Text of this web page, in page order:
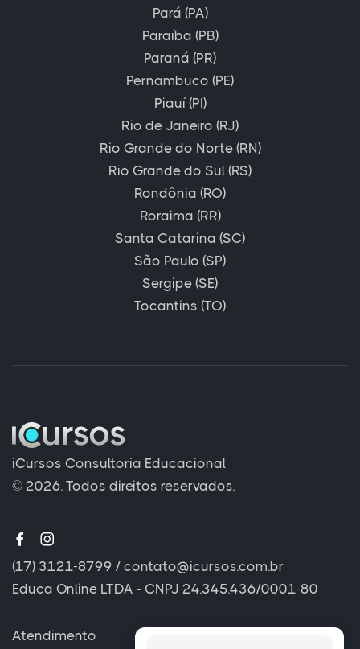
Pará (PA)
Paraíba (PB)
Paraná (PR)
Pernambuco (PE)
Piauí (PI)
Rio de Janeiro (RJ)
Rio Grande do Norte (RN)
Rio Grande do Sul (RS)
Rondônia (RO)
Roraima (RR)
Santa Catarina (SC)
São Paulo (SP)
Sergipe (SE)
Tocantins (TO)
iCursos Consultoria Educacional
© 2026. Todos direitos reservados.
(17) 3121-8799 / contato@icursos.com.br
Educa Online LTDA - CNPJ 24.345.436/0001-80
Atendimento